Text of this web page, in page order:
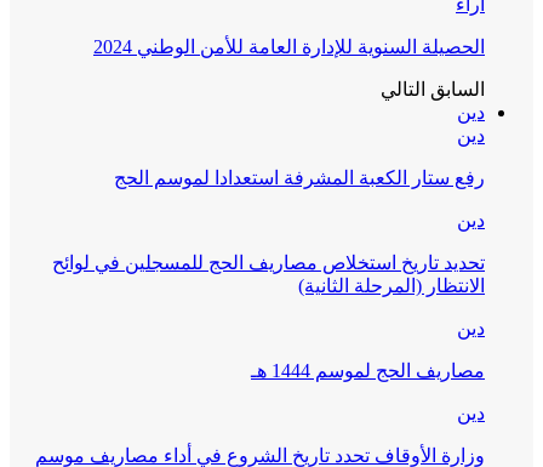
آراء
الحصيلة السنوية للإدارة العامة للأمن الوطني 2024
السابق التالي
دين
دين
رفع ستار الكعبة المشرفة استعدادا لموسم الحج
دين
تحديد تاريخ استخلاص مصاريف الحج للمسجلين في لوائح
الانتظار (المرحلة الثانية)
دين
مصاريف الحج لموسم 1444 هـ
دين
وزارة الأوقاف تحدد تاريخ الشروع في أداء مصاريف موسم